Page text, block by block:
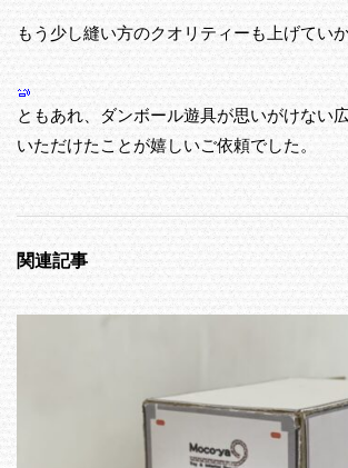
もう少し縫い方のクオリティーも上げてい
ともあれ、ダンボール遊具が思いがけない
いただけたことが嬉しいご依頼でした。
関連記事